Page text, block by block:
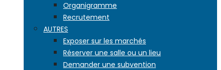
Organigramme
Recrutement
AUTRES
Exposer sur les marchés
Réserver une salle ou un lieu
Demander une subvention